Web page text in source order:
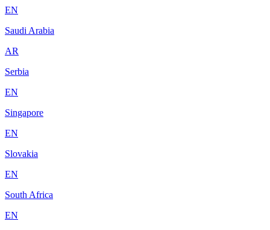
EN
Saudi Arabia
AR
Serbia
EN
Singapore
EN
Slovakia
EN
South Africa
EN